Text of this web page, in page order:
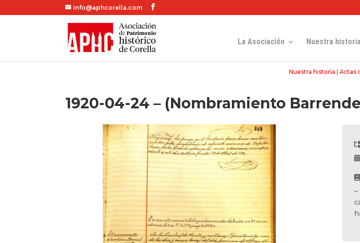
info@aphcorella.com
La Asociación Nuestra historia
Nuestra historia Actas
1920-04-24 – (Nombramiento
–